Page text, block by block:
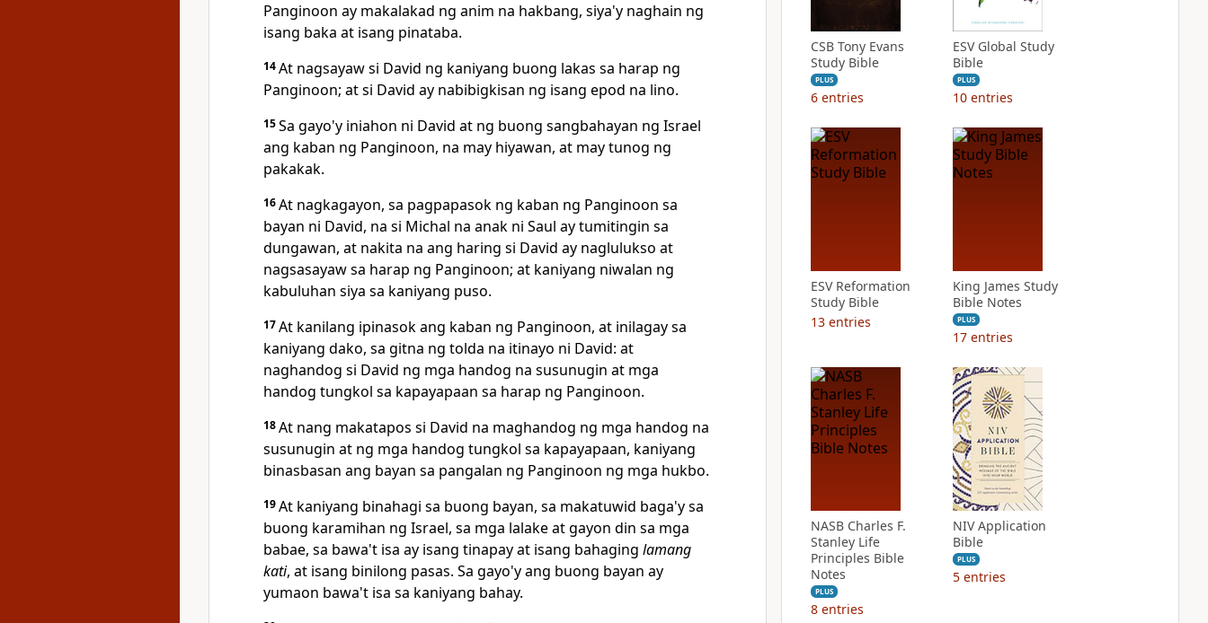
Panginoon ay makalakad ng anim na hakbang, siya'y naghain ng
isang baka at isang pinataba.
14At nagsayaw si David ng kaniyang buong lakas sa harap ng
Panginoon; at si David ay nabibigkisan ng isang epod na lino.
15Sa gayo'y iniahon ni David at ng buong sangbahayan ng Israel
ang kaban ng Panginoon, na may hiyawan, at may tunog ng
pakakak.
16At nagkagayon, sa pagpapasok ng kaban ng Panginoon sa
bayan ni David, na si Michal na anak ni Saul ay tumitingin sa
dungawan, at nakita na ang haring si David ay naglulukso at
nagsasayaw sa harap ng Panginoon; at kaniyang niwalan ng
kabuluhan siya sa kaniyang puso.
17At kanilang ipinasok ang kaban ng Panginoon, at inilagay sa
kaniyang dako, sa gitna ng tolda na itinayo ni David: at
naghandog si David ng mga handog na susunugin at mga
handog tungkol sa kapayapaan sa harap ng Panginoon.
18At nang makatapos si David na maghandog ng mga handog na
susunugin at ng mga handog tungkol sa kapayapaan, kaniyang
binasbasan ang bayan sa pangalan ng Panginoon ng mga hukbo.
19At kaniyang binahagi sa buong bayan, sa makatuwid baga'y sa
buong karamihan ng Israel, sa mga lalake at gayon din sa mga
babae, sa bawa't isa ay isang tinapay at isang bahaging lamang
kati, at isang binilong pasas. Sa gayo'y ang buong bayan ay
yumaon bawa't isa sa kaniyang bahay.
CSB Tony Evans
Study Bible
PLUS
6 entries
ESV Global Study
Bible
PLUS
10 entries
ESV Reformation
Study Bible
13 entries
King James Study
Bible Notes
PLUS
17 entries
NASB Charles F.
Stanley Life
Principles Bible
Notes
PLUS
8 entries
NIV Application
Bible
PLUS
5 entries